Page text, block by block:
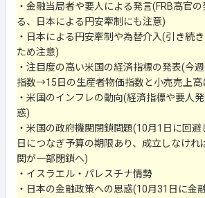
・金融当局者や要人による発言(FRB高官
る、日本による円安牽制にも注意)
・日本による円安牽制や為替介入(引き続
ため注意)
・注目度の高い米国の経済指標の発表(今
指数→15日の生産者物価指数と小売売上高
・米国のインフレの動向(経済指標や要人
惑)
・米国の政府機関閉鎖問題(10月1日に回
日につなぎ予算の期限あり、成立しなけれ
関が一部閉鎖へ)
・イスラエル・パレスチナ情勢
・日本の金融政策への思惑(10月31日に金